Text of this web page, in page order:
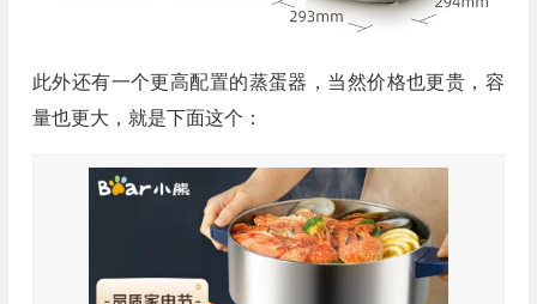
此外还有一个更高配置的蒸蛋器，当然价格也更贵，容
量也更大，就是下面这个：